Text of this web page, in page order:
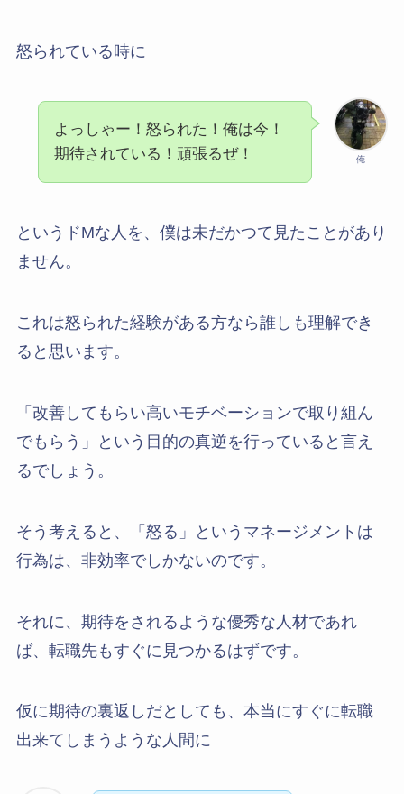
怒られている時に
俺
よっしゃー！怒られた！俺は今！
期待されている！頑張るぜ！
というドMな人を、僕は未だかつて見たことがあり
ません。
これは怒られた経験がある方なら誰しも理解でき
ると思います。
「改善してもらい高いモチベーションで取り組ん
でもらう」という目的の真逆を行っていると言え
るでしょう。
そう考えると、「怒る」というマネージメントは
行為は、非効率でしかないのです。
それに、期待をされるような優秀な人材であれ
ば、転職先もすぐに見つかるはずです。
仮に期待の裏返しだとしても、本当にすぐに転職
出来てしまうような人間に